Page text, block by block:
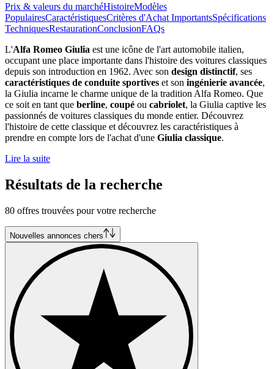
Prix & valeurs du marchéHistoireModèles
PopulairesCaractéristiquesCritères d'Achat ImportantsSpécifications
TechniquesRestaurationConclusionFAQs
L'Alfa Romeo Giulia est une icône de l'art automobile italien,
occupant une place importante dans l'histoire des voitures classiques
depuis son introduction en 1962. Avec son design distinctif, ses
caractéristiques de conduite sportives et son ingénierie avancée,
la Giulia incarne le charme unique de la tradition Alfa Romeo. Que
ce soit en tant que berline, coupé ou cabriolet, la Giulia captive les
passionnés de voitures classiques du monde entier. Découvrez
l'histoire de cette classique et découvrez les caractéristiques à
prendre en compte lors de l'achat d'une Giulia classique.
Lire la suite
Résultats de la recherche
80 offres trouvées pour votre recherche
Nouvelles annonces chers